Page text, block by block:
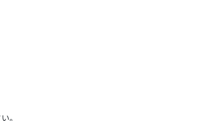
。